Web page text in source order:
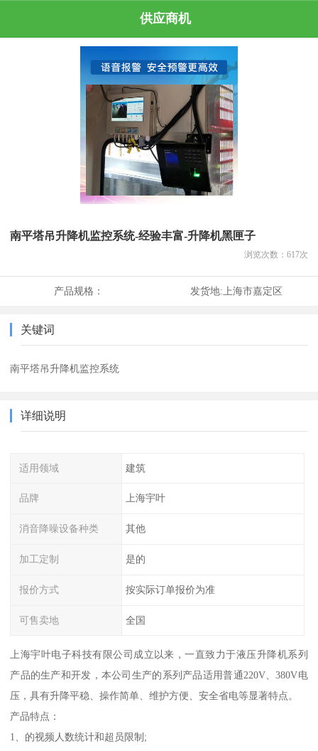
供应商机
南平塔吊升降机监控系统-经验丰富-升降机黑匣子
浏览次数： 617次
产品规格： 发货地:上海市嘉定区
关键词
南平塔吊升降机监控系统
详细说明
适用领域 建筑
品牌 上海宇叶
消音降噪设备种类 其他
加工定制 是的
报价方式 按实际订单报价为准
可售卖地 全国
上海宇叶电子科技有限公司成立以来，一直致力于液压升降机系列
产品的生产和开发，本公司生产的系列产品适用普通220V、380V电
压，具有升降平稳、操作简单、维护方便、安全省电等显著特点。
产品特点：
1、的视频人数统计和超员限制;